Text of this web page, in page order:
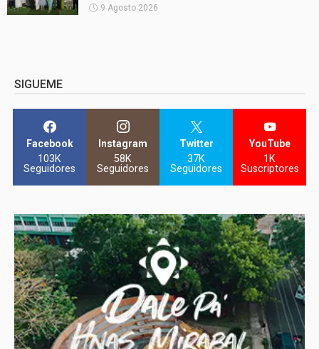
9 Agosto 2026
SIGUEME
Facebook
103K
Seguidores
Instagram
58K
Seguidores
Twitter
37K
Seguidores
YouTube
1K
Suscriptores